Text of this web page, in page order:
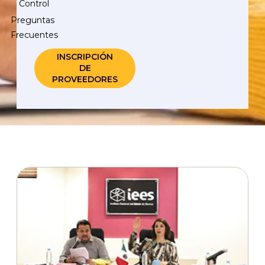
Control
Preguntas
Frecuentes
INSCRIPCIÓN
DE
PROVEEDORES